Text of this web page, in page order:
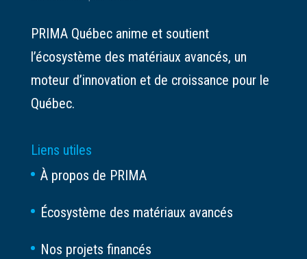
PRIMA Québec anime et soutient
l’écosystème des matériaux avancés, un
moteur d’innovation et de croissance pour le
Québec.
Liens utiles
À propos de PRIMA
Écosystème des matériaux avancés
Nos projets financés